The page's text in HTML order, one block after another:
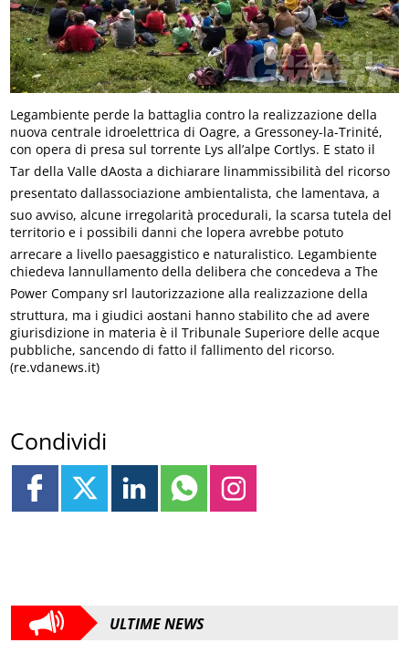
Legambiente perde la battaglia contro la realizzazione della
nuova centrale idroelettrica di Oagre, a Gressoney-la-Trinité,
con opera di presa sul torrente Lys all’alpe Cortlys. E stato il
Tar della Valle dAosta a dichiarare linammissibilità del ricorso
presentato dallassociazione ambientalista, che lamentava, a
suo avviso, alcune irregolarità procedurali, la scarsa tutela del
territorio e i possibili danni che lopera avrebbe potuto
arrecare a livello paesaggistico e naturalistico. Legambiente
chiedeva lannullamento della delibera che concedeva a The
Power Company srl lautorizzazione alla realizzazione della
struttura, ma i giudici aostani hanno stabilito che ad avere
giurisdizione in materia è il Tribunale Superiore delle acque
pubbliche, sancendo di fatto il fallimento del ricorso.
(re.vdanews.it)
Condividi
ULTIME NEWS